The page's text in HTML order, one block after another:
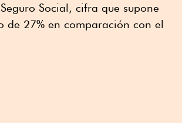
Social, cifra que supone
de 27% en comparación con el